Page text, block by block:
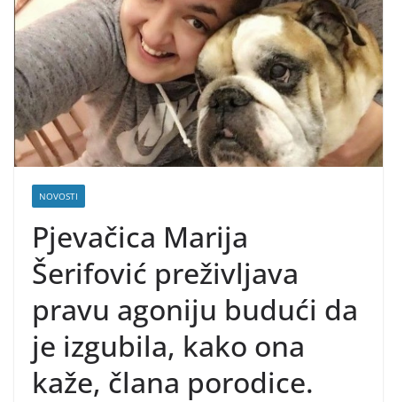
NOVOSTI
Pjevačica Marija
Šerifović preživljava
pravu agoniju budući da
je izgubila, kako ona
kaže, člana porodice.